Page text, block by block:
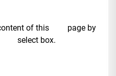
of this page by
select box.